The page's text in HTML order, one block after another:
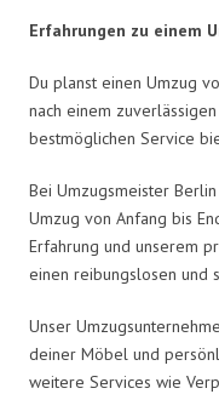
Erfahrungen zu einem
Du planst einen Umzug
nach einem
bestmöglichen Service
Bei Umzugsmeister
Umzug von Anfang bis
Erfahrung und unserem
einen reibungslosen und
Unser
deiner Möbel und
weitere Services wie